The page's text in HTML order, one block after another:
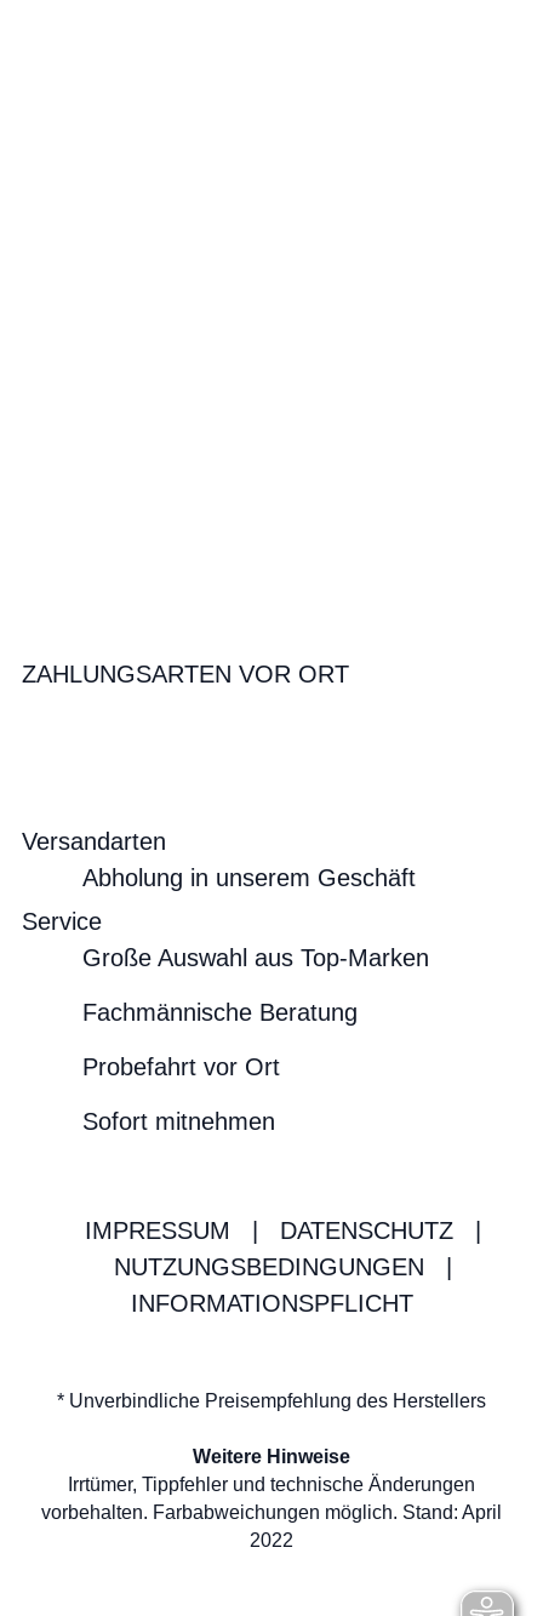
ZAHLUNGSARTEN VOR ORT
Versandarten
Abholung in unserem Geschäft
Service
Große Auswahl aus Top-Marken
Fachmännische Beratung
Probefahrt vor Ort
Sofort mitnehmen
IMPRESSUM DATENSCHUTZ
NUTZUNGSBEDINGUNGEN
INFORMATIONSPFLICHT
* Unverbindliche Preisempfehlung des Herstellers
Weitere Hinweise
Irrtümer, Tippfehler und technische Änderungen
vorbehalten. Farbabweichungen möglich. Stand: April
2022